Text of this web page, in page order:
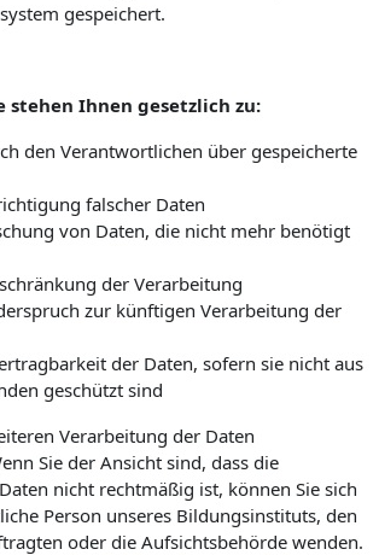
gespeichert.
stehen Ihnen gesetzlich zu:
den Verantwortlichen über gespeicherte
falscher Daten
von Daten, die nicht mehr benötigt
der Verarbeitung
zur künftigen Verarbeitung der
der Daten, sofern sie nicht aus
geschützt sind
Verarbeitung der Daten
Sie der Ansicht sind, dass die
nicht rechtmäßig ist, können Sie sich
Person unseres Bildungsinstituts, den
oder die Aufsichtsbehörde wenden.